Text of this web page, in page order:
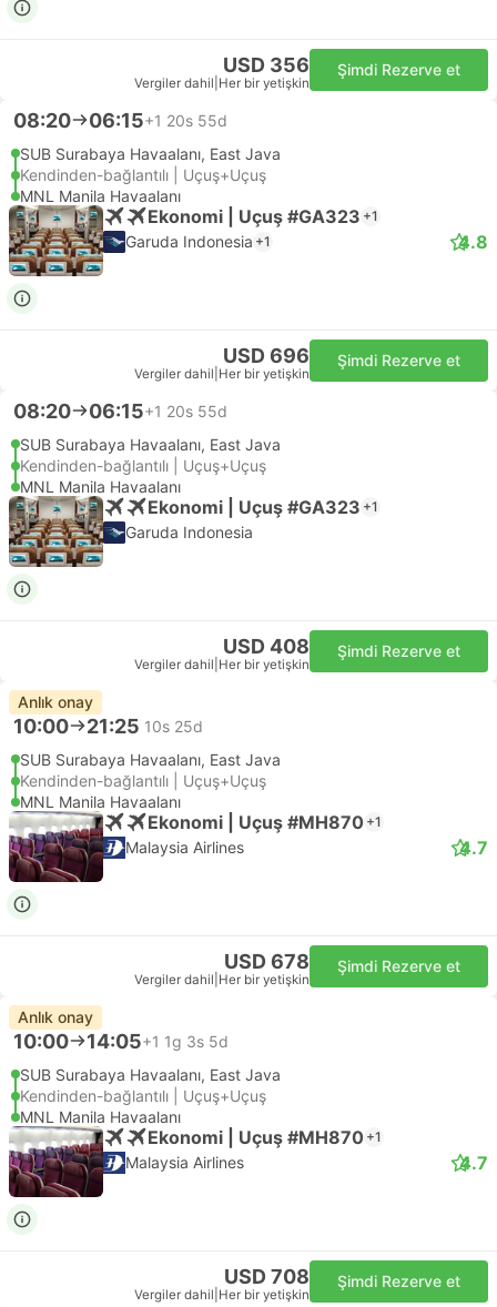
USD 356
Vergiler dahil Her bir yetişkin
Şimdi Rezerve et
08:20 06:15+1 20s 55d
SUB Surabaya Havaalanı, East Java
Kendinden-bağlantılı | Uçuş+Uçuş
MNL Manila Havaalanı
Ekonomi | Uçuş #GA323 +1
Garuda Indonesia +1 4.8
USD 696
Vergiler dahil Her bir yetişkin
Şimdi Rezerve et
08:20 06:15+1 20s 55d
SUB Surabaya Havaalanı, East Java
Kendinden-bağlantılı | Uçuş+Uçuş
MNL Manila Havaalanı
Ekonomi | Uçuş #GA323 +1
Garuda Indonesia
USD 408
Vergiler dahil Her bir yetişkin
Şimdi Rezerve et
Anlık onay
10:00 21:25 10s 25d
SUB Surabaya Havaalanı, East Java
Kendinden-bağlantılı | Uçuş+Uçuş
MNL Manila Havaalanı
Ekonomi | Uçuş #MH870 +1
Malaysia Airlines 4.7
USD 678
Vergiler dahil Her bir yetişkin
Şimdi Rezerve et
Anlık onay
10:00 14:05+1 1g 3s 5d
SUB Surabaya Havaalanı, East Java
Kendinden-bağlantılı | Uçuş+Uçuş
MNL Manila Havaalanı
Ekonomi | Uçuş #MH870 +1
Malaysia Airlines 4.7
USD 708
Vergiler dahil Her bir yetişkin
Şimdi Rezerve et